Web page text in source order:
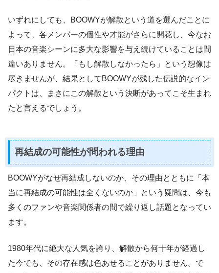
いずれにしても、BOOWYが解散という道を選んだことに
よって、各メンバーの個性や才能がさらに開花し、今なお
日本の音楽シーンに多大な影響を与え続けていることは間
違いありません。「もし解散しなかったら」という想像は
尽きませんが、結果としてBOOWYが残した伝説的なイン
パクトは、まさにこの解散という決断があってこそ生まれ
たと言えるでしょう。
再結成の可能性が問われる理由
BOOWYがなぜ再結成しないのか、その理由とともに「本
当に再結成の可能性は全くないのか」という疑問は、今も
多くのファンや音楽関係者の間で繰り返し話題となってい
ます。
1980年代に絶大な人気を誇り、解散から何十年が経過し
た今でも、その存在感は色あせることがありません。で